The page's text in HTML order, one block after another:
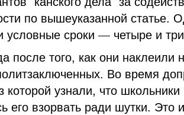
по вышеуказанной статье.
условные сроки— четыре и
после того, как они наклеили
Во время
узнали, что
его взорвать ради шутки. Это